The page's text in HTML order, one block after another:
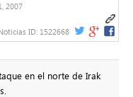
2007
ID: 1522668
en el norte de Irak